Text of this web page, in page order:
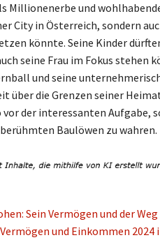
Millionenerbe und
City in Österreich, sondern
könnte. Seine Kinder
seine Frau im Fokus stehen
und seine
über die Grenzen seiner
der interessanten Aufgabe,
berühmten Baulöwen zu wahren.
Sein Vermögen und der
und Einkommen 2024